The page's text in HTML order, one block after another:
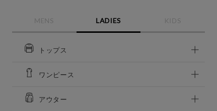
MENS LADIES KIDS
トップス
ワンピース
アウター